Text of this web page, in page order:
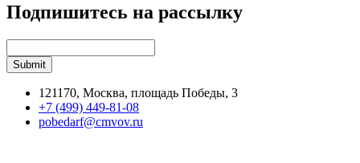
Подпишитесь на рассылку
121170, Москва, площадь Победы, 3
+7 (499) 449-81-08
pobedarf@cmvov.ru